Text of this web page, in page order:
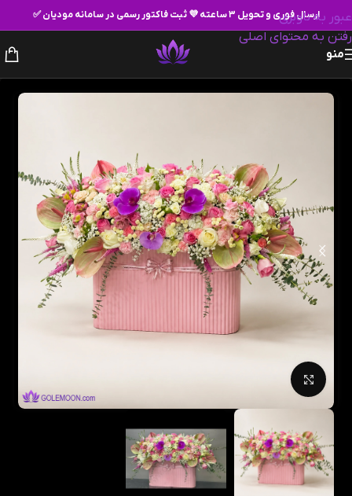
عبور به ناوبری
رفتن به محتوای اصلی
ارسال فوری و تحویل ۳ ساعته 💜 ثبت فاکتور رسمی در سامانه مودیان ✅
منو
بزرگنمایی تصویر